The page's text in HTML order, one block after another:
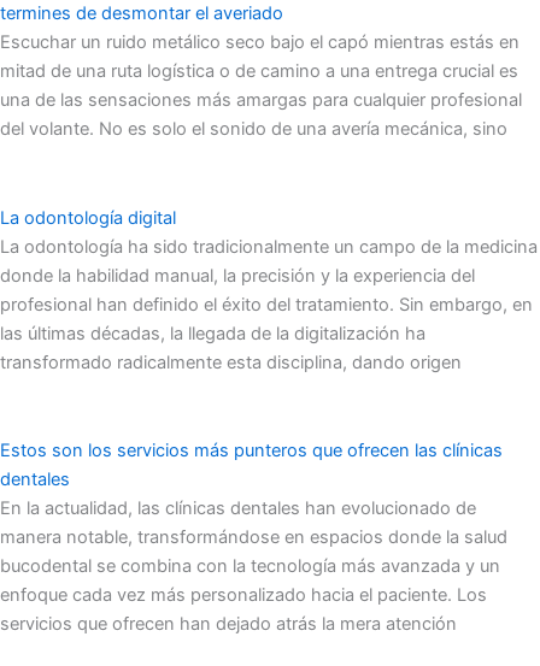
termines de desmontar el averiado
Escuchar un ruido metálico seco bajo el capó mientras estás en
mitad de una ruta logística o de camino a una entrega crucial es
una de las sensaciones más amargas para cualquier profesional
del volante. No es solo el sonido de una avería mecánica, sino
La odontología digital
La odontología ha sido tradicionalmente un campo de la medicina
donde la habilidad manual, la precisión y la experiencia del
profesional han definido el éxito del tratamiento. Sin embargo, en
las últimas décadas, la llegada de la digitalización ha
transformado radicalmente esta disciplina, dando origen
Estos son los servicios más punteros que ofrecen las clínicas
dentales
En la actualidad, las clínicas dentales han evolucionado de
manera notable, transformándose en espacios donde la salud
bucodental se combina con la tecnología más avanzada y un
enfoque cada vez más personalizado hacia el paciente. Los
servicios que ofrecen han dejado atrás la mera atención